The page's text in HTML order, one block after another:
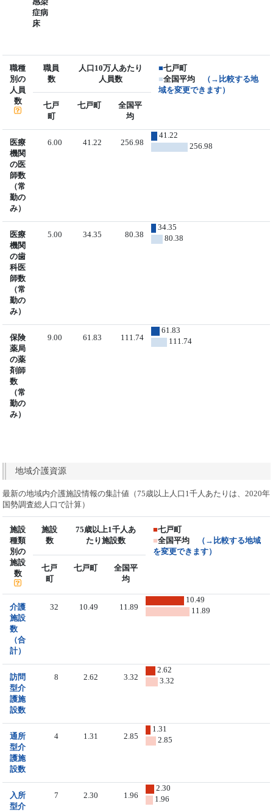
症病
床
職種
別の
人員
数
職員
数
人口10万人あたり
人員数
■七戸町
■全国平均
（→比較する地
域を変更できます）
七戸
町
七戸町
全国平
均
医療
機関
の医
師数
（常
勤の
み）
6.00 41.22 256.98
41.22
256.98
医療
機関
の歯
科医
師数
（常
勤の
み）
5.00 34.35 80.38
34.35
80.38
保険
薬局
の薬
剤師
数
（常
勤の
み）
9.00 61.83 111.74
61.83
111.74
地域介護資源
最新の地域内介護施設情報の集計値（75歳以上人口1千人あたりは、2020年
国勢調査総人口で計算）
施設
種類
別の
施設
数
施設
数
75歳以上1千人あ
たり施設数
■七戸町
■全国平均
（→比較する地域
を変更できます）
七戸
町
七戸町
全国平
均
介護
施設
数
（合
計）
32 10.49 11.89
10.49
11.89
訪問
型介
護施
設数
8 2.62 3.32
2.62
3.32
通所
型介
護施
設数
4 1.31 2.85
1.31
2.85
入所
型介
7 2.30 1.96
2.30
1.96